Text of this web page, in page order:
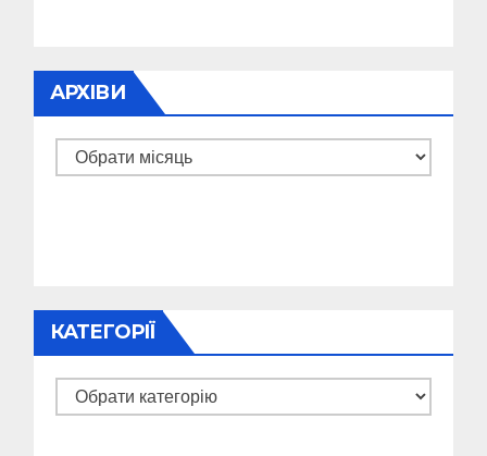
АРХІВИ
Архіви
КАТЕГОРІЇ
Категорії